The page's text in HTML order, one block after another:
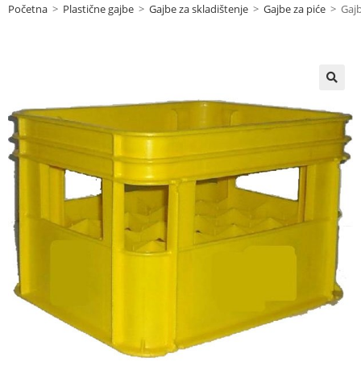
Početna > Plastične gajbe > Gajbe za skladištenje > Gajbe za piće >